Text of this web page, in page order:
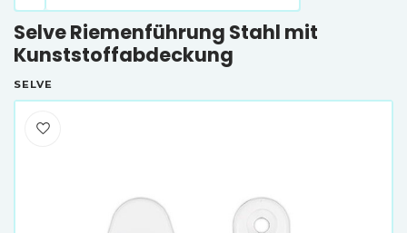
Selve Riemenführung Stahl mit
Kunststoffabdeckung
SELVE